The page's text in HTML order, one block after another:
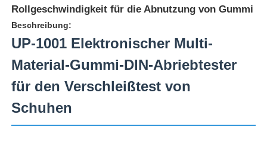
Rollgeschwindigkeit für die Abnutzung von Gummi
Beschreibung:
UP-1001 Elektronischer Multi-
Material-Gummi-DIN-Abriebtester
für den Verschleißtest von
Schuhen